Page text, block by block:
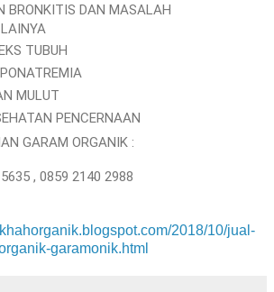
BRONKITIS DAN MASALAH
TUBUH
MULUT
PENCERNAAN
GARAM ORGANIK :
, 0859 2140 2988
2018/10/jual-
garamonik.html